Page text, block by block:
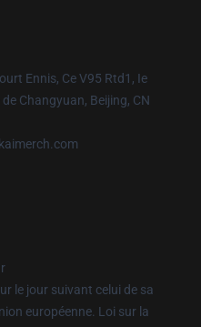
Ennis, Ce V95 Rtd1, Ie
Changyuan, Beijing, CN
le jour suivant celui de sa
européenne. Loi sur la